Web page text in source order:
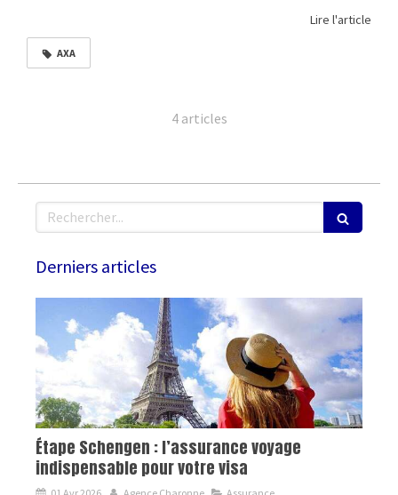
Lire l'article
AXA
4 articles
Rechercher
Derniers articles
Étape Schengen : l’assurance voyage
indispensable pour votre visa